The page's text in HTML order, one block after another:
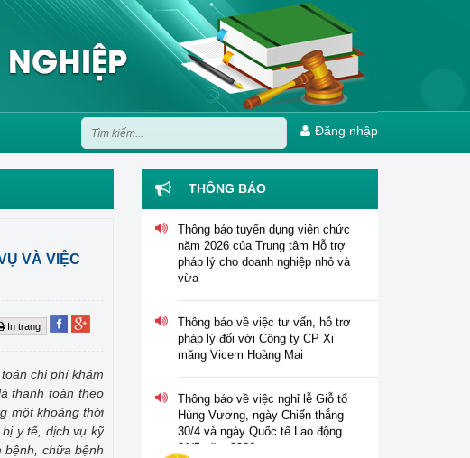
Đăng nhập
VÀ VIỆC
In trang
chi phí khám
thanh toán theo
một khoảng thời
y tế, dịch vụ kỹ
bệnh, chữa bệnh
THÔNG BÁO
năm 2026 của Trung tâm Hỗ trợ
pháp lý cho doanh nghiệp nhỏ và
vừa
pháp lý đối với Công ty CP Xi
măng Vicem Hoàng Mai
Hùng Vương, ngày Chiến thắng
30/4 và ngày Quốc tế Lao động
01/5 năm 2026